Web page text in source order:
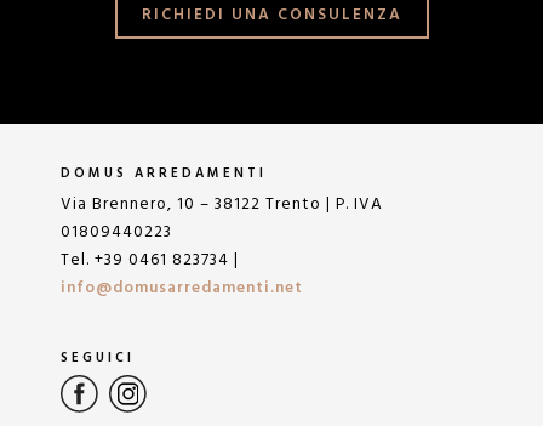
RICHIEDI UNA CONSULENZA
DOMUS ARREDAMENTI
Via Brennero, 10 – 38122 Trento | P. IVA
01809440223
Tel. +39 0461 823734 |
info@domusarredamenti.net
SEGUICI